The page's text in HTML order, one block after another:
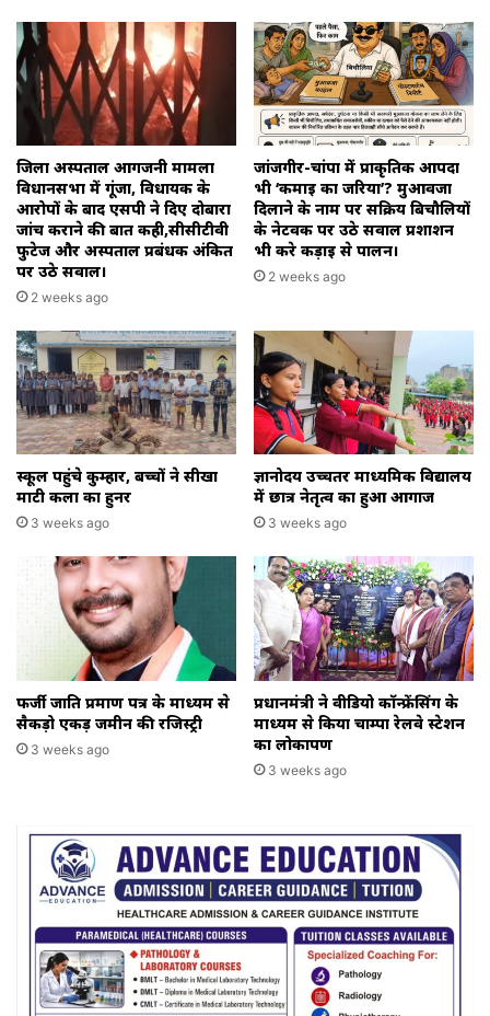
जिला अस्पताल आगजनी मामला
विधानसभा में गूंजा, विधायक के
आरोपों के बाद एसपी ने दिए दोबारा
जांच कराने की बात कही,सीसीटीवी
फुटेज और अस्पताल प्रबंधक अंकित
पर उठे सवाल।
2 weeks ago
जांजगीर-चांपा में प्राकृतिक आपदा
भी ‘कमाई का जरिया’? मुआवजा
दिलाने के नाम पर सक्रिय बिचौलियों
के नेटवर्क पर उठे सवाल प्रशाशन
भी करे कड़ाई से पालन।
2 weeks ago
स्कूल पहुंचे कुम्हार, बच्चों ने सीखा
माटी कला का हुनर
3 weeks ago
ज्ञानोदय उच्चतर माध्यमिक विद्यालय
में छात्र नेतृत्व का हुआ आगाज
3 weeks ago
फर्जी जाति प्रमाण पत्र के माध्यम से
सैकड़ो एकड़ जमीन की रजिस्ट्री
3 weeks ago
प्रधानमंत्री ने वीडियो कॉन्फ्रेंसिंग के
माध्यम से किया चाम्पा रेलवे स्टेशन
का लोकार्पण
3 weeks ago